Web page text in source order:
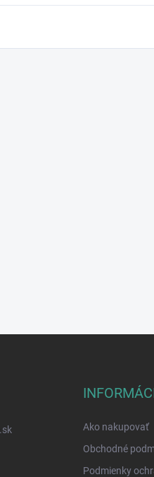
Ako nakupovať
Obchodné
Podmienky